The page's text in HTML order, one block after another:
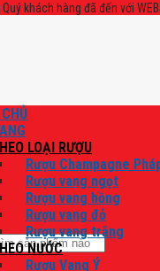
khách hàng đã đến với
LOẠI RƯỢU
Rượu Champagne
Rượu vang ngọt
Rượu vang hồng
Rượu vang đỏ
Rượu vang trắng
NƯỚC
Rượu Vang Ý